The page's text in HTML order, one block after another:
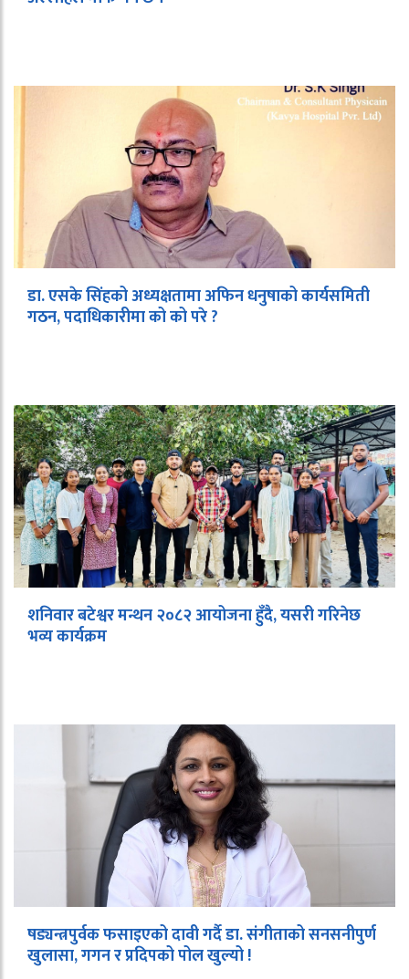
डा. एसके सिंहको अध्यक्षतामा अफिन धनुषाको कार्यसमिती
गठन, पदाधिकारीमा को को परे ?
शनिवार बटेश्वर मन्थन २०८२ आयोजना हुँदै, यसरी गरिनेछ
भव्य कार्यक्रम
षड्यन्त्रपुर्वक फसाइएको दावी गर्दै डा. संगीताको सनसनीपुर्ण
खुलासा, गगन र प्रदिपको पोल खुल्यो !